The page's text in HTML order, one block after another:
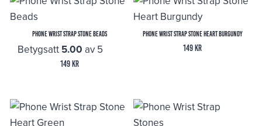
Phone Wrist Strap Stone Beads
Betygsatt 5.00 av 5
149 kr
Phone Wrist Strap Stone Heart Burgundy
149 kr